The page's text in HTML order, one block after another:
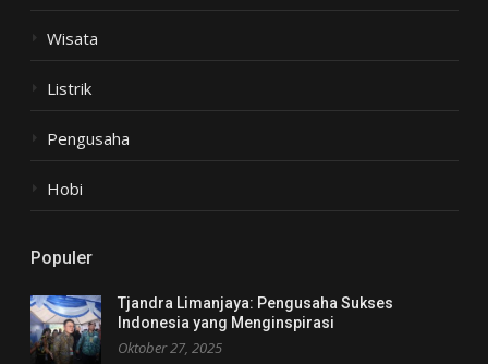
Wisata
Listrik
Pengusaha
Hobi
Populer
Tjandra Limanjaya: Pengusaha Sukses
Indonesia yang Menginspirasi
Oktober 27, 2025